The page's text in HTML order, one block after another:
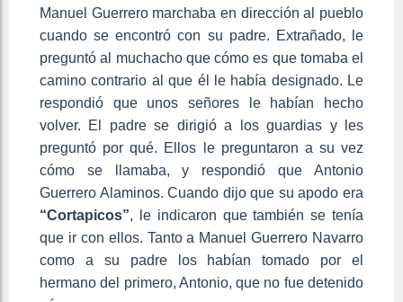
Manuel Guerrero marchaba en dirección al pueblo
cuando se encontró con su padre. Extrañado, le
preguntó al muchacho que cómo es que tomaba el
camino contrario al que él le había designado. Le
respondió que unos señores le habían hecho
volver. El padre se dirigió a los guardias y les
preguntó por qué. Ellos le preguntaron a su vez
cómo se llamaba, y respondió que Antonio
Guerrero Alaminos. Cuando dijo que su apodo era
“Cortapicos”, le indicaron que también se tenía
que ir con ellos. Tanto a Manuel Guerrero Navarro
como a su padre los habían tomado por el
hermano del primero, Antonio, que no fue detenido